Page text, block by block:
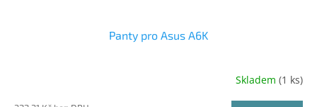
Panty pro Asus A6K
Skladem (1 ks)